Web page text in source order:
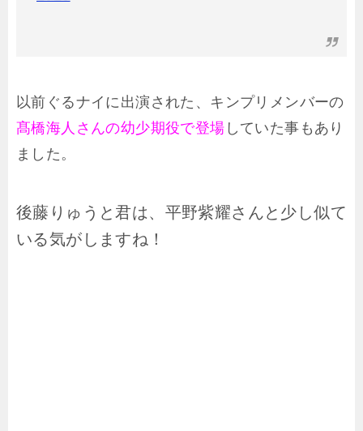
以前ぐるナイに出演された、キンプリメンバーの
髙橋海人さんの幼少期役で登場 していた事もあり
ました。
後藤りゅうと君は、平野紫耀さんと少し似て
いる気がしますね！